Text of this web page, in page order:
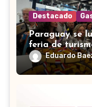
Destacado
Paraguay se
feria de
Eduardo